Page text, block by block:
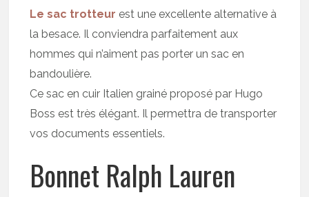
Le sac trotteur est une excellente alternative à
la besace. Il conviendra parfaitement aux
hommes qui n’aiment pas porter un sac en
bandoulière.
Ce sac en cuir Italien grainé proposé par Hugo
Boss est très élégant. Il permettra de transporter
vos documents essentiels.
Bonnet Ralph Lauren